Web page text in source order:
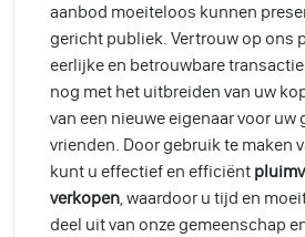
aanbod moeiteloos kunnen
gericht publiek. Vertrouw op ons
eerlijke en betrouwbare
nog met het uitbreiden van uw
van een nieuwe eigenaar voor uw
vrienden. Door gebruik te maken
kunt u effectief en efficiënt
verkopen, waardoor u tijd en
deel uit van onze gemeenschap